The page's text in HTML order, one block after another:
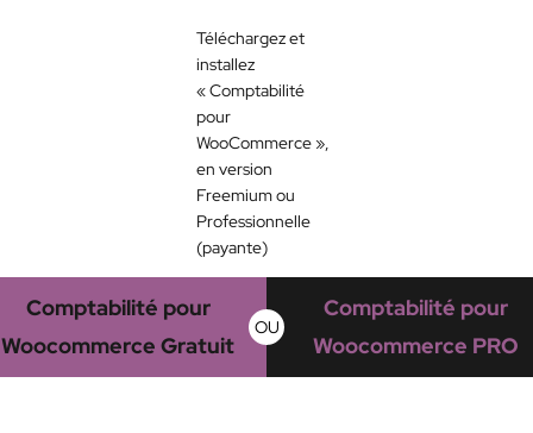
Téléchargez et
installez
« Comptabilité
pour
WooCommerce »,
en version
Freemium ou
Professionnelle
(payante)
Comptabilité pour
Woocommerce Gratuit
OU
Comptabilité pour
Woocommerce PRO